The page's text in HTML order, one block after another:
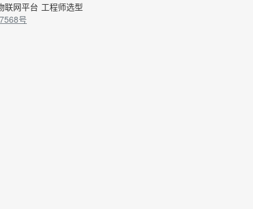
联网平台 工程师选型
号